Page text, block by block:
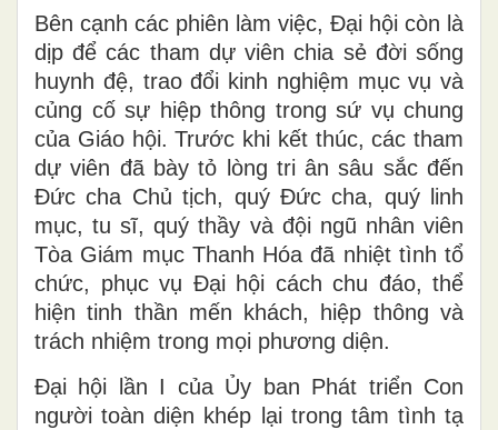
Bên cạnh các phiên làm việc, Đại hội còn là
dịp để các tham dự viên chia sẻ đời sống
huynh đệ, trao đổi kinh nghiệm mục vụ và
củng cố sự hiệp thông trong sứ vụ chung
của Giáo hội. Trước khi kết thúc, các tham
dự viên đã bày tỏ lòng tri ân sâu sắc đến
Đức cha Chủ tịch, quý Đức cha, quý linh
mục, tu sĩ, quý thầy và đội ngũ nhân viên
Tòa Giám mục Thanh Hóa đã nhiệt tình tổ
chức, phục vụ Đại hội cách chu đáo, thể
hiện tinh thần mến khách, hiệp thông và
trách nhiệm trong mọi phương diện.
Đại hội lần I của Ủy ban Phát triển Con
người toàn diện khép lại trong tâm tình tạ